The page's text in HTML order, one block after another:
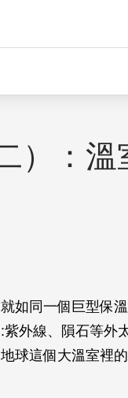
）：溫
如同一個巨型保
外線、隕石等外
球這個大溫室裡